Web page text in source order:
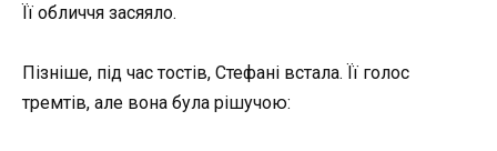
Її обличчя засяяло.
Пізніше, під час тостів, Стефані встала. Її голос
тремтів, але вона була рішучою: